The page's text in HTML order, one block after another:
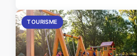
TOURISME